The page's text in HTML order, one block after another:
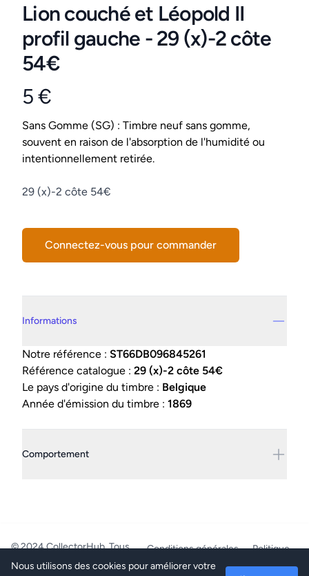
Nous utilisons des cookies pour améliorer votre
Lion couché et Léopold II
profil gauche - 29 (x)-2 côte
54€
Product information
5 €
Conditions
Sans Gomme (SG) : Timbre neuf sans gomme,
souvent en raison de l'absorption de l'humidité ou
intentionnellement retirée.
Description
29 (x)-2 côte 54€
Connectez-vous pour commander
Informations
Notre référence : ST66DB096845261
Référence catalogue : 29 (x)-2 côte 54€
Le pays d'origine du timbre : Belgique
Année d'émission du timbre : 1869
Comportement
© 2024 CollectorHub. Tous
droits réservés.
Conditions générales
Politique
de confidentialité